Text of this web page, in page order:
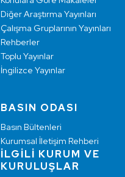
Diğer Araştırma Yayınları
Çalışma Gruplarının Yayınları
Rehberler
Toplu Yayınlar
İngilizce Yayınlar
BASIN ODASI
Basın Bültenleri
Kurumsal İletişim Rehberi
İLGİLİ KURUM VE
KURULUŞLAR